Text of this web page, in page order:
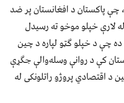
چې پاکستان د افغانستان پر ضد
لارې خپلو موخو ته رسیدل
چې د خپلو ګټو لپاره د چین
کې د روانې وسله‌والې جګړې
د اقتصادي پروژو راتلونکی له